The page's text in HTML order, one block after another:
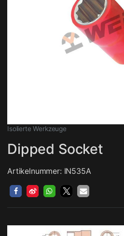
Isolierte Werkzeuge
Dipped Socket
Artikelnummer: IN535A